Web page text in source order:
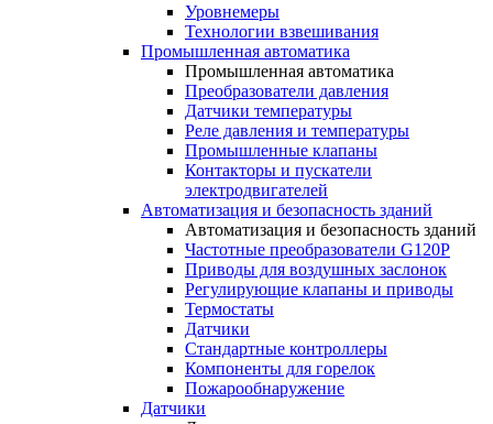
Уровнемеры
Технологии взвешивания
Промышленная автоматика
Промышленная автоматика
Преобразователи давления
Датчики температуры
Реле давления и температуры
Промышленные клапаны
Контакторы и пускатели
электродвигателей
Автоматизация и безопасность зданий
Автоматизация и безопасность зданий
Частотные преобразователи G120P
Приводы для воздушных заслонок
Регулирующие клапаны и приводы
Термостаты
Датчики
Стандартные контроллеры
Компоненты для горелок
Пожарообнаружение
Датчики